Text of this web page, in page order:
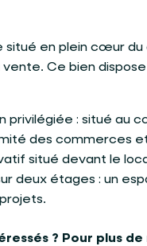
situé en plein cœur
vente. Ce bien
privilégiée : situé au
des commerces
situé devant le
deux étages : un
? Pour plus